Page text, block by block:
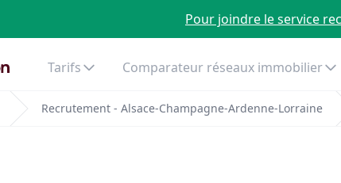
Pour joindre le service
Tarifs Comparateur réseaux immobilier
Recrutement - Alsace-Champagne-Ardenne-Lorraine